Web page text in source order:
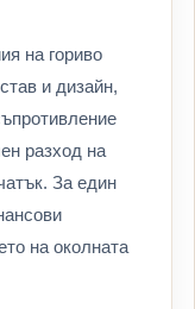
на гориво
и дизайн,
разход на
За един
на околната